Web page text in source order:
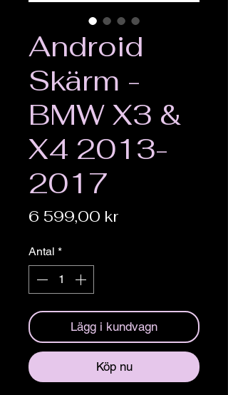
Android
Skärm -
BMW X3 &
X4 2013-
2017
6 599,00 krPris
Antal *
Lägg i kundvagn
Köp nu